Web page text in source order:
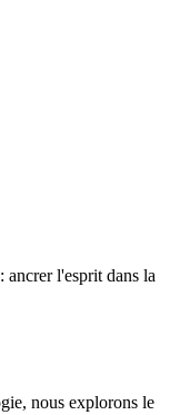
ancrer l'esprit dans la
nous explorons le